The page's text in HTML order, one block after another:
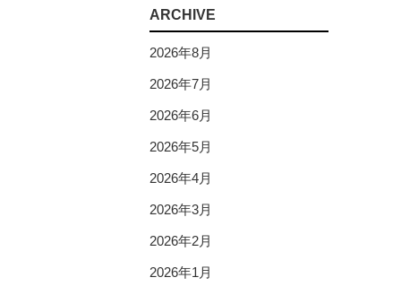
ARCHIVE
2026年8月
2026年7月
2026年6月
2026年5月
2026年4月
2026年3月
2026年2月
2026年1月